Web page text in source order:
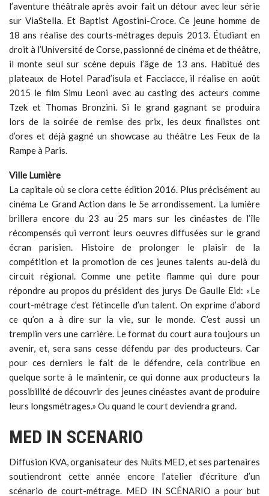
l’aventure théâtrale après avoir fait un détour avec leur série
sur ViaStella. Et Baptist Agostini-Croce. Ce jeune homme de
18 ans réalise des courts-métrages depuis 2013. Étudiant en
droit à l’Université de Corse, passionné de cinéma et de théâtre,
il monte seul sur scène depuis l’âge de 13 ans. Habitué des
plateaux de Hotel Parad’isula et Facciacce, il réalise en août
2015 le film Simu Leoni avec au casting des acteurs comme
Tzek et Thomas Bronzini. Si le grand gagnant se produira
lors de la soirée de remise des prix, les deux finalistes ont
d’ores et déjà gagné un showcase au théâtre Les Feux de la
Rampe à Paris.
Ville Lumière
La capitale où se clora cette édition 2016. Plus précisément au
cinéma Le Grand Action dans le 5e arrondissement. La lumière
brillera encore du 23 au 25 mars sur les cinéastes de l’île
récompensés qui verront leurs oeuvres diffusées sur le grand
écran parisien. Histoire de prolonger le plaisir de la
compétition et la promotion de ces jeunes talents au-delà du
circuit régional. Comme une petite flamme qui dure pour
répondre au propos du président des jurys De Gaulle Eid: «Le
court-métrage c’est l’étincelle d’un talent. On exprime d’abord
ce qu’on a à dire sur la vie, sur le monde. C’est aussi un
tremplin vers une carrière. Le format du court aura toujours un
avenir, et, sera sans cesse défendu par des producteurs. Car
pour ces derniers le fait de le défendre, cela contribue en
quelque sorte à le maintenir, ce qui donne aux producteurs la
possibilité de découvrir des jeunes cinéastes avant de produire
leurs longsmétrages.» Ou quand le court deviendra grand.
MED IN SCENARIO
Diffusion KVA, organisateur des Nuits MED, et ses partenaires
soutiendront cette année encore l’atelier d’écriture d’un
scénario de court-métrage. MED IN SCÉNARIO a pour but